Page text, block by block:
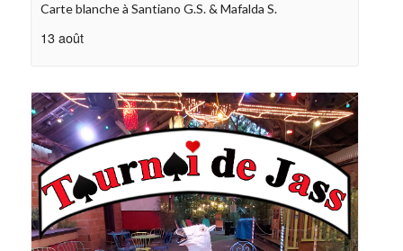
Carte blanche à Santiano G.S. & Mafalda S.
13 août